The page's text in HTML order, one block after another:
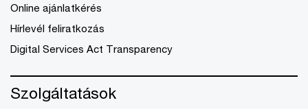
Online ajánlatkérés
Hírlevél feliratkozás
Digital Services Act Transparency
Szolgáltatások